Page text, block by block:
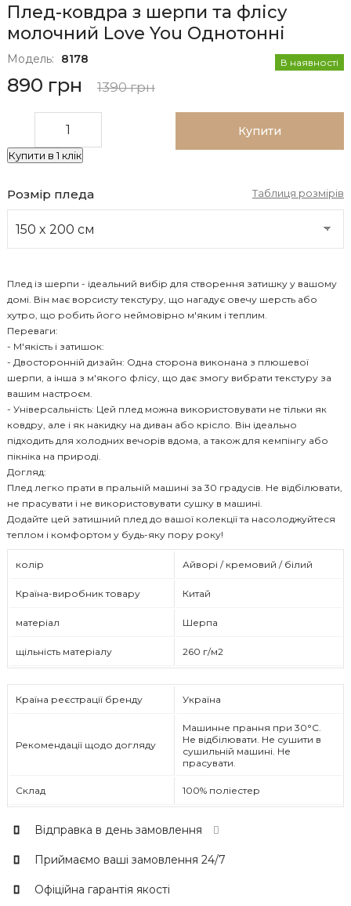
Плед-ковдра з шерпи та флісу
молочний Love You Однотонні
Модель: 8178 В наявності
890 грн 1390 грн
Купити
Купити в 1 клік
Розмір пледа Таблиця розмірів
колір Айворі / кремовий / білий
Країна-виробник товару Китай
матеріал Шерпа
щільність матеріалу 260 г/м2
Країна реєстрації бренду Україна
Рекомендації щодо догляду
Машинне прання при 30°C.
Не відбілювати. Не сушити в
сушильній машині. Не
прасувати.
Склад 100% поліестер
Відправка в день замовлення
Приймаємо ваші замовлення 24/7
Офіційна гарантія якості
Плед із шерпи - ідеальний вибір для створення затишку у вашому
домі. Він має ворсисту текстуру, що нагадує овечу шерсть або
хутро, що робить його неймовірно м'яким і теплим.
Переваги:
- М'якість і затишок:
- Двосторонній дизайн: Одна сторона виконана з плюшевої
шерпи, а інша з м'якого флісу, що дає змогу вибрати текстуру за
вашим настроєм.
- Універсальність: Цей плед можна використовувати не тільки як
ковдру, але і як накидку на диван або крісло. Він ідеально
підходить для холодних вечорів вдома, а також для кемпінгу або
пікніка на природі.
Догляд:
Плед легко прати в пральній машині за 30 градусів. Не відбілювати,
не прасувати і не використовувати сушку в машині.
Додайте цей затишний плед до вашої колекції та насолоджуйтеся
теплом і комфортом у будь-яку пору року!